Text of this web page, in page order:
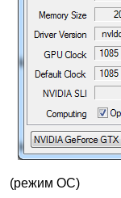
(режим OC)